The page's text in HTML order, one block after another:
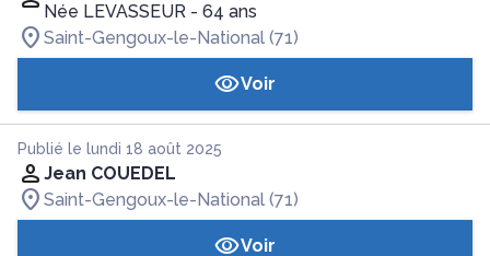
Née LEVASSEUR - 64 ans
Saint-Gengoux-le-National (71)
Voir
Publié le lundi 18 août 2025
Jean COUEDEL
Saint-Gengoux-le-National (71)
Voir